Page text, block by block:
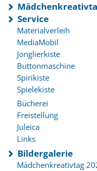
Service
Materialverleih
MediaMobil
Jonglierkiste
Buttonmaschine
Spirikiste
Spielekiste
Bücherei
Freistellung
Juleica
Links
Bildergalerie
Mädchenkreativtag